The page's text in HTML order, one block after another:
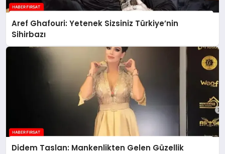
Aref Ghafouri: Yetenek Sizsiniz Türkiye’nin
Sihirbazı
Didem Taslan: Mankenlikten Gelen Güzellik